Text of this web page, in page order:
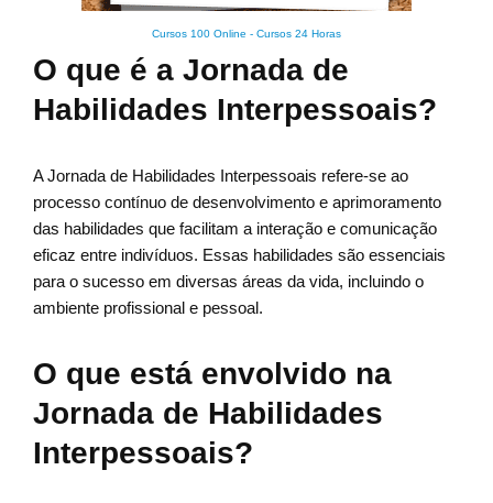
Cursos 100 Online - Cursos 24 Horas
O que é a Jornada de
Habilidades Interpessoais?
A Jornada de Habilidades Interpessoais refere-se ao
processo contínuo de desenvolvimento e aprimoramento
das habilidades que facilitam a interação e comunicação
eficaz entre indivíduos. Essas habilidades são essenciais
para o sucesso em diversas áreas da vida, incluindo o
ambiente profissional e pessoal.
O que está envolvido na
Jornada de Habilidades
Interpessoais?